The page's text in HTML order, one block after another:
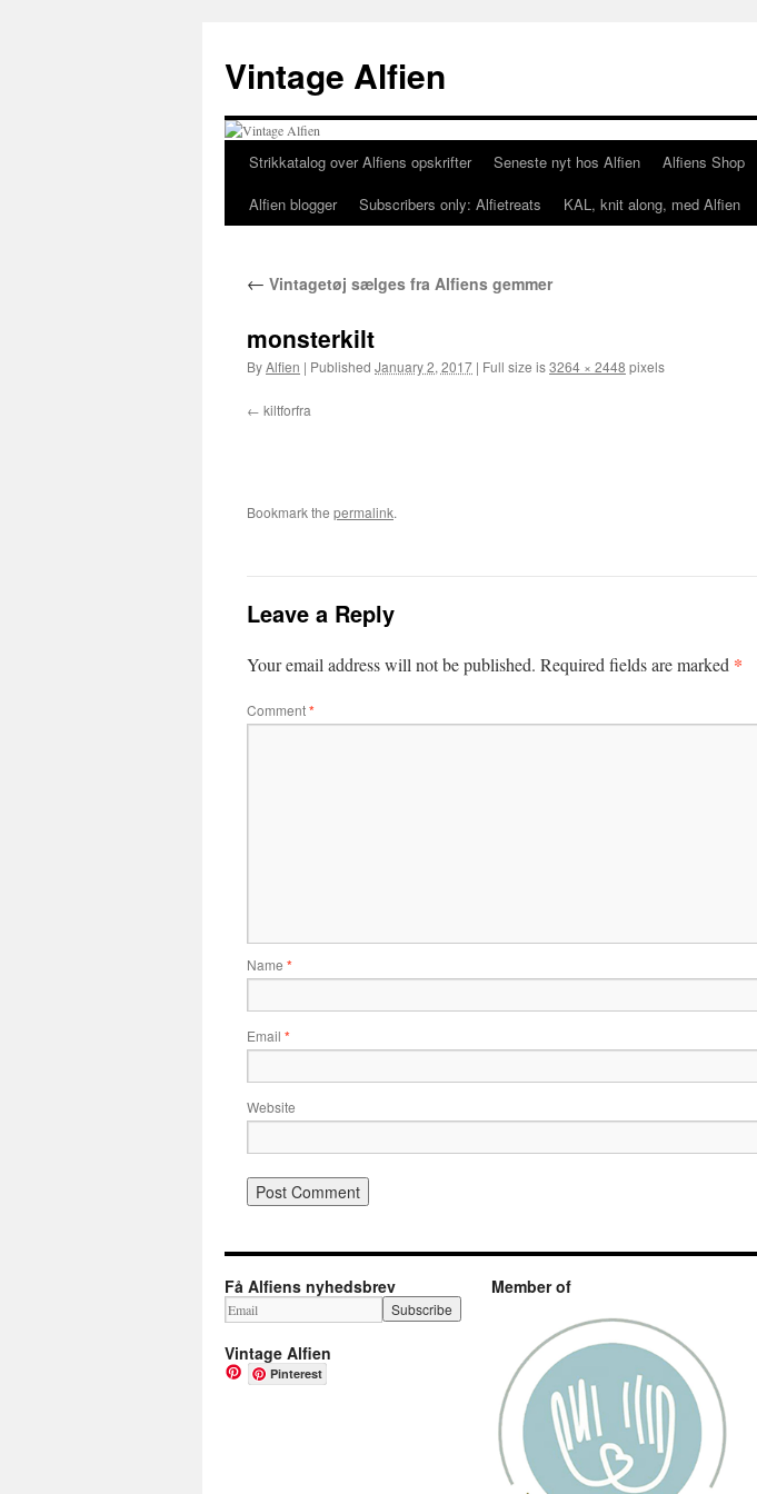
content
Vintage Alfien
Strikkatalog over Alfiens opskrifter Seneste nyt hos Alfien Alfiens Shop
Alfien blogger
Subscribers only: Alfietreats KAL, knit along, med Alfien
← Vintagetøj sælges fra Alfiens gemmer
monsterkilt
ByAlfien | Published January 2, 2017 | Full size is3264 × 2448 pixels
kiltforfra
Bookmark the permalink.
Leave a Reply
Your email address will not be published. Required fields are marked *
Comment*
Name *
Email *
Website
Få Alfiens nyhedsbrev
Vintage Alfien
Pinterest
Member of